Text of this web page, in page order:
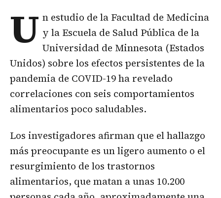
U n estudio de la Facultad de Medicina
y la Escuela de Salud Pública de la
Universidad de Minnesota (Estados
Unidos) sobre los efectos persistentes de la
pandemia de COVID-19 ha revelado
correlaciones con seis comportamientos
alimentarios poco saludables.
Los investigadores afirman que el hallazgo
más preocupante es un ligero aumento o el
resurgimiento de los trastornos
alimentarios, que matan a unas 10.200